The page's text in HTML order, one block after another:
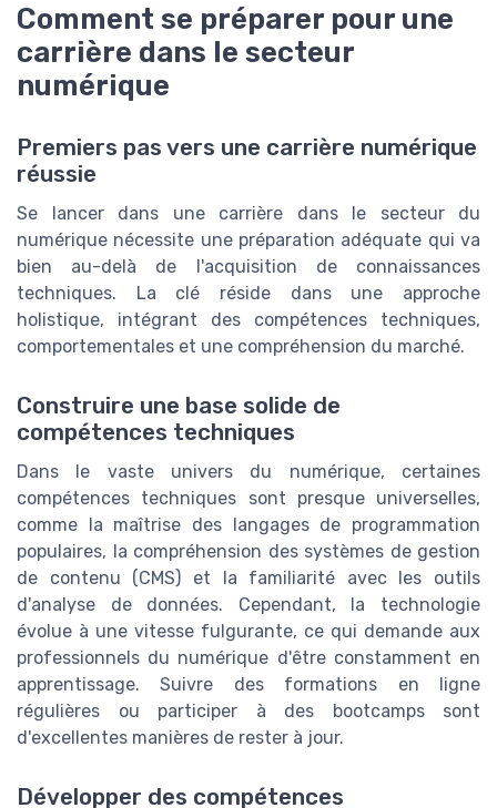
Comment se préparer pour une
carrière dans le secteur
numérique
Premiers pas vers une carrière numérique
réussie
Se lancer dans une carrière dans le secteur du
numérique nécessite une préparation adéquate qui va
bien au-delà de l'acquisition de connaissances
techniques. La clé réside dans une approche
holistique, intégrant des compétences techniques,
comportementales et une compréhension du marché.
Construire une base solide de
compétences techniques
Dans le vaste univers du numérique, certaines
compétences techniques sont presque universelles,
comme la maîtrise des langages de programmation
populaires, la compréhension des systèmes de gestion
de contenu (CMS) et la familiarité avec les outils
d'analyse de données. Cependant, la technologie
évolue à une vitesse fulgurante, ce qui demande aux
professionnels du numérique d'être constamment en
apprentissage. Suivre des formations en ligne
régulières ou participer à des bootcamps sont
d'excellentes manières de rester à jour.
Développer des compétences